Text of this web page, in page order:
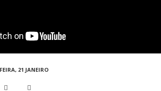
21 JANEIRO